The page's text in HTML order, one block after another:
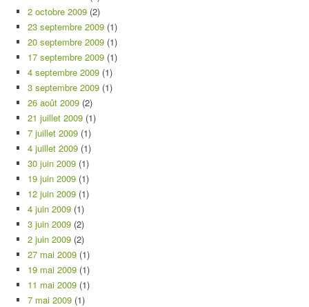
2 octobre 2009 (2)
23 septembre 2009 (1)
20 septembre 2009 (1)
17 septembre 2009 (1)
4 septembre 2009 (1)
3 septembre 2009 (1)
26 août 2009 (2)
21 juillet 2009 (1)
7 juillet 2009 (1)
4 juillet 2009 (1)
30 juin 2009 (1)
19 juin 2009 (1)
12 juin 2009 (1)
4 juin 2009 (1)
3 juin 2009 (2)
2 juin 2009 (2)
27 mai 2009 (1)
19 mai 2009 (1)
11 mai 2009 (1)
7 mai 2009 (1)